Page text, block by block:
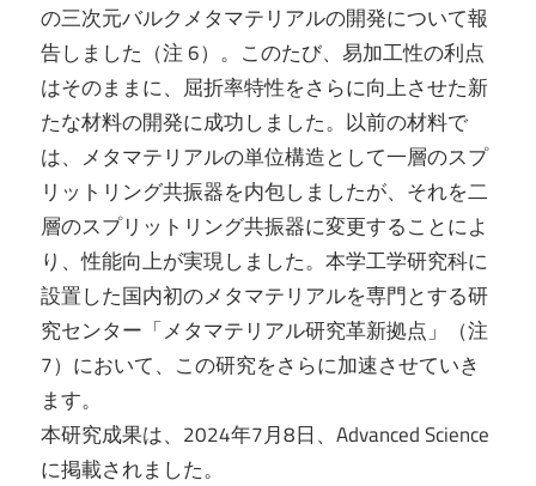
の三次元バルクメタマテリアルの開発について報
告しました（注 6）。このたび、易加工性の利点
はそのままに、屈折率特性をさらに向上させた新
たな材料の開発に成功しました。以前の材料で
は、メタマテリアルの単位構造として一層のスプ
リットリング共振器を内包しましたが、それを二
層のスプリットリング共振器に変更することによ
り、性能向上が実現しました。本学工学研究科に
設置した国内初のメタマテリアルを専門とする研
究センター「メタマテリアル研究革新拠点」（注
7）において、この研究をさらに加速させていき
ます。
本研究成果は、2024年7月8日、Advanced Science
に掲載されました。